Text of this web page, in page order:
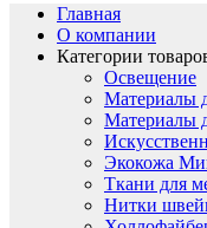
Главная
О компании
Категории
Освещение
Материалы
Материалы
Экокожа
Ткани для
Нитки